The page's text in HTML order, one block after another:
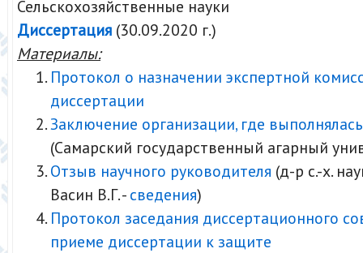
Сельскохозяйственные науки
Диссертация (30.09.2020 г.)
Материалы:
Протокол о назначении экспертной
диссертации
Заключение организации, где
(Самарский государственный агарный
Отзыв научного руководителя (д-р с.-х.
Васин В.Г. - сведения)
Протокол заседания диссертационного
приеме диссертации к защите